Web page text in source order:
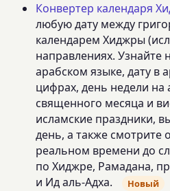
Конвертер календаря
любую дату между
календарем Хиджры
направлениях. Узнайте
арабском языке, дату в
цифрах, день недели на
священного месяца и
исламские праздники,
день, а также смотрите
реальном времени до
по Хиджре, Рамадана,
и Ид аль-Адха.
Новый